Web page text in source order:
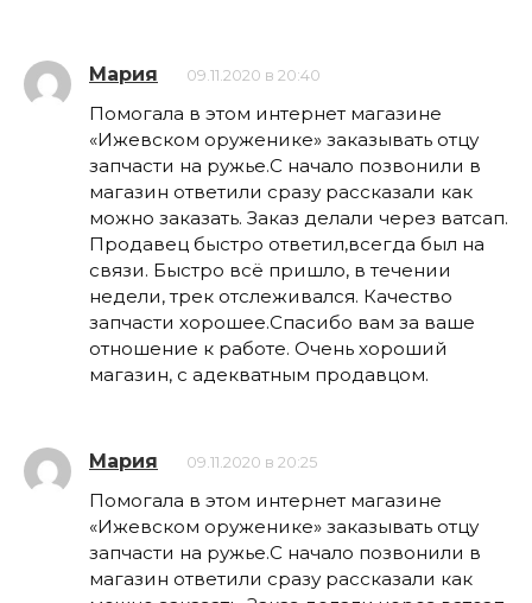
Мария 09.11.2020 в 20:40
Помогала в этом интернет магазине
«Ижевском оруженике» заказывать отцу
запчасти на ружье.С начало позвонили в
магазин ответили сразу рассказали как
можно заказать. Заказ делали через ватсап.
Продавец быстро ответил,всегда был на
связи. Быстро всё пришло, в течении
недели, трек отслеживался. Качество
запчасти хорошее.Спасибо вам за ваше
отношение к работе. Очень хороший
магазин, с адекватным продавцом.
Мария 09.11.2020 в 20:25
Помогала в этом интернет магазине
«Ижевском оруженике» заказывать отцу
запчасти на ружье.С начало позвонили в
магазин ответили сразу рассказали как